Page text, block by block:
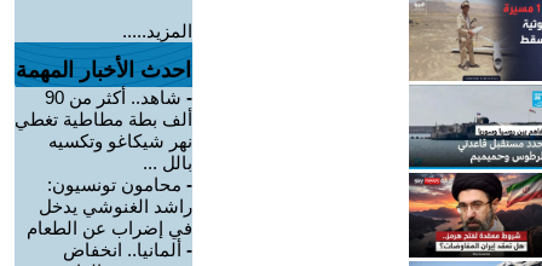
المزيد.....
احدث الأخبار المهمة
-
شاهد.. أكثر من 90
ألف بطة مطاطية تغطي
نهر شيكاغو وتكسيه
بالل ...
- محامون تونسيون:
راشد الغنوشي يدخل
في إضراب عن الطعام
- ألمانيا.. انخفاض